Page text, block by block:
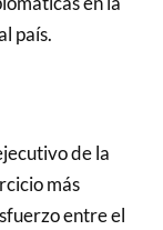
país.
de la
más
entre el